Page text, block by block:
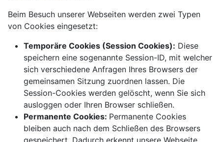
Beim Besuch unserer Webseiten werden zwei Typen
von Cookies eingesetzt:
Temporäre Cookies (Session Cookies): Diese
speichern eine sogenannte Session-ID, mit welcher
sich verschiedene Anfragen Ihres Browsers der
gemeinsamen Sitzung zuordnen lassen. Die
Session-Cookies werden gelöscht, wenn Sie sich
ausloggen oder Ihren Browser schließen.
Permanente Cookies: Permanente Cookies
bleiben auch nach dem Schließen des Browsers
gespeichert. Dadurch erkennt unsere Webseite